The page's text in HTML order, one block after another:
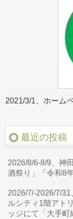
2021/3/1、ホーム
最近の投稿
2026/8/6-8/9、神
酒祭り」「令和8
2026/7/-2026/7/
ルシティ1階アト
ッジにて「大手町